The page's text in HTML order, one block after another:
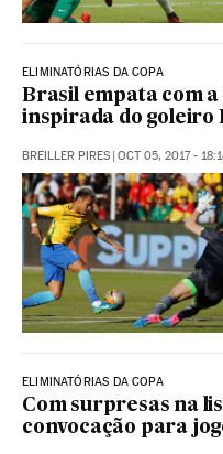
ELIMINATÓRIAS DA COPA
Brasil empata com
inspirada do goleiro
BREILLER PIRES | OCT 05, 2017 -
ELIMINATÓRIAS DA COPA
Com surpresas na
convocação para